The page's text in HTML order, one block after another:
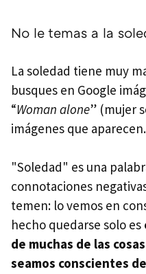
No le temas a la
La soledad tiene muy
busques en Google
“Woman alone” (mujer
imágenes que
"Soledad" es una
connotaciones
temen: lo vemos en
hecho quedarse solo es
de muchas de las
seamos conscientes